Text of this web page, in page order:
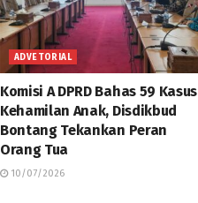
ADVETORIAL
Komisi A DPRD Bahas 59 Kasus
Kehamilan Anak, Disdikbud
Bontang Tekankan Peran
Orang Tua
10/07/2026